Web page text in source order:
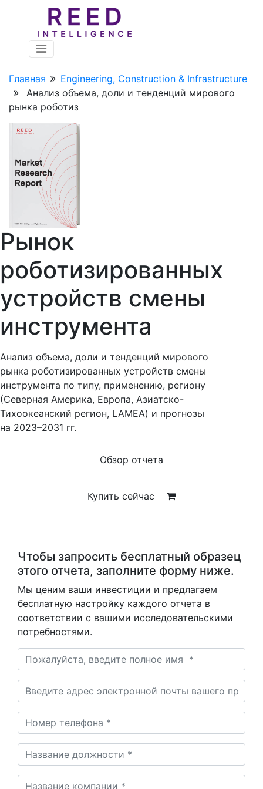
Главная
Engineering, Construction & Infrastructure
Анализ объема, доли и тенденций мирового
рынка роботиз
Рынок
роботизированных
устройств смены
инструмента
Анализ объема, доли и тенденций мирового
рынка роботизированных устройств смены
инструмента по типу, применению, региону
(Северная Америка, Европа, Азиатско-
Тихоокеанский регион, LAMEA) и прогнозы
на 2023–2031 гг.
Обзор отчета
Купить сейчас
Чтобы запросить бесплатный образец
этого отчета, заполните форму ниже.
Мы ценим ваши инвестиции и предлагаем
бесплатную настройку каждого отчета в
соответствии с вашими исследовательскими
потребностями.